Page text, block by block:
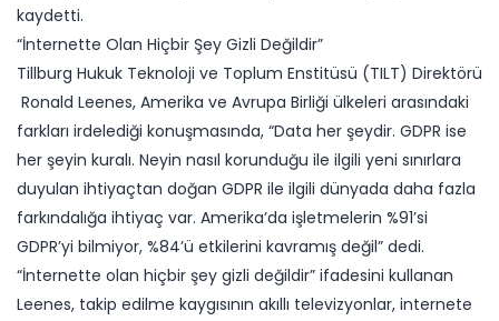
kaydetti.
“İnternette Olan Hiçbir Şey Gizli Değildir”
Tillburg Hukuk Teknoloji ve Toplum Enstitüsü (TILT) Direktörü
Ronald Leenes, Amerika ve Avrupa Birliği ülkeleri arasındaki
farkları irdelediği konuşmasında, “Data her şeydir. GDPR ise
her şeyin kuralı. Neyin nasıl korunduğu ile ilgili yeni sınırlara
duyulan ihtiyaçtan doğan GDPR ile ilgili dünyada daha fazla
farkındalığa ihtiyaç var. Amerika’da işletmelerin %91’si
GDPR’yi bilmiyor, %84’ü etkilerini kavramış değil” dedi.
“İnternette olan hiçbir şey gizli değildir” ifadesini kullanan
Leenes, takip edilme kaygısının akıllı televizyonlar, internete